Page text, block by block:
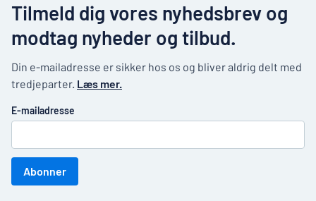
Tilmeld dig vores nyhedsbrev og
modtag nyheder og tilbud.
Din e-mailadresse er sikker hos os og bliver aldrig delt med
tredjeparter. Læs mer.
E-mailadresse
Abonner